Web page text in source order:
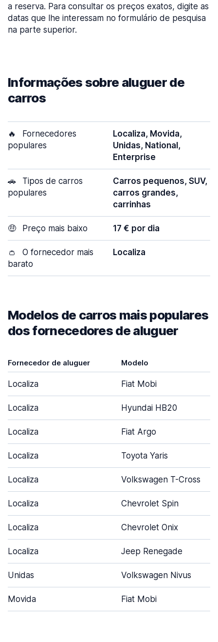
a reserva. Para consultar os preços exatos, digite as
datas que lhe interessam no formulário de pesquisa
na parte superior.
Informações sobre aluguer de
carros
🔥
Fornecedores
populares
Localiza, Movida,
Unidas, National,
Enterprise
🚗
Tipos de carros
populares
Carros pequenos, SUV,
carros grandes,
carrinhas
🤑 Preço mais baixo 17 € por dia
👛
O fornecedor mais
barato
Localiza
Modelos de carros mais populares
dos fornecedores de aluguer
Fornecedor de aluguer Modelo
Localiza Fiat Mobi
Localiza Hyundai HB20
Localiza Fiat Argo
Localiza Toyota Yaris
Localiza Volkswagen T-Cross
Localiza Chevrolet Spin
Localiza Chevrolet Onix
Localiza Jeep Renegade
Unidas Volkswagen Nivus
Movida Fiat Mobi